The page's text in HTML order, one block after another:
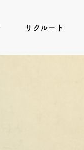
リクルート